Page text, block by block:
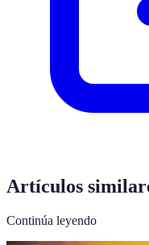
Artículos
Continúa leyendo